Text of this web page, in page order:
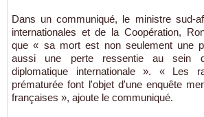
Dans un communiqué, le ministre sud-
internationales et de la Coopération,
que « sa mort est non seulement une
aussi une perte ressentie au sein
diplomatique internationale ». « Les
prématurée font l'objet d'une enquête
françaises », ajoute le communiqué.